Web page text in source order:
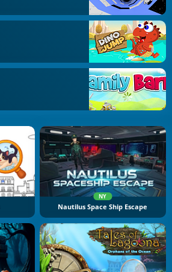
NY
Nautilus Space Ship Escape